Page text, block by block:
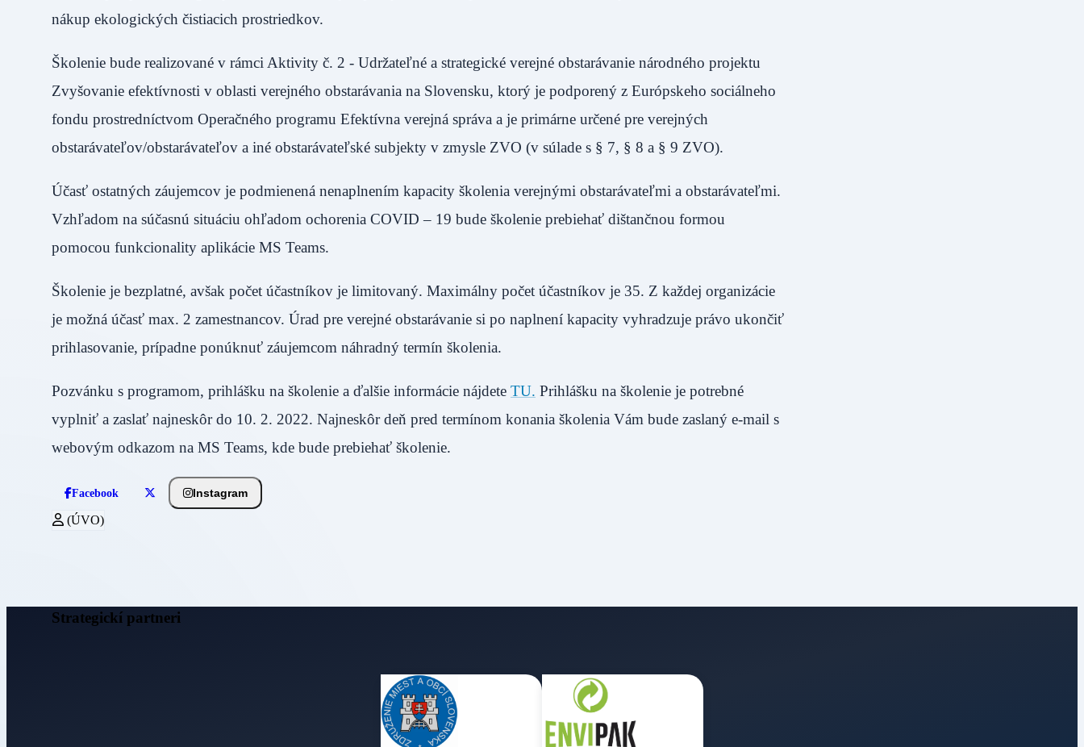
nákup ekologických čistiacich prostriedkov.
Školenie bude realizované v rámci Aktivity č. 2 - Udržateľné a strategické verejné obstarávanie národného projektu
Zvyšovanie efektívnosti v oblasti verejného obstarávania na Slovensku, ktorý je podporený z Európskeho sociálneho
fondu prostredníctvom Operačného programu Efektívna verejná správa a je primárne určené pre verejných
obstarávateľov/obstarávateľov a iné obstarávateľské subjekty v zmysle ZVO (v súlade s § 7, § 8 a § 9 ZVO).
Účasť ostatných záujemcov je podmienená nenaplnením kapacity školenia verejnými obstarávateľmi a obstarávateľmi.
Vzhľadom na súčasnú situáciu ohľadom ochorenia COVID – 19 bude školenie prebiehať dištančnou formou
pomocou funkcionality aplikácie MS Teams.
Školenie je bezplatné, avšak počet účastníkov je limitovaný. Maximálny počet účastníkov je 35. Z každej organizácie
je možná účasť max. 2 zamestnancov. Úrad pre verejné obstarávanie si po naplnení kapacity vyhradzuje právo ukončiť
prihlasovanie, prípadne ponúknuť záujemcom náhradný termín školenia.
Pozvánku s programom, prihlášku na školenie a ďalšie informácie nájdete TU. Prihlášku na školenie je potrebné
vyplniť a zaslať najneskôr do 10. 2. 2022. Najneskôr deň pred termínom konania školenia Vám bude zaslaný e-mail s
webovým odkazom na MS Teams, kde bude prebiehať školenie.
Facebook Instagram
(ÚVO)
Strategickí partneri